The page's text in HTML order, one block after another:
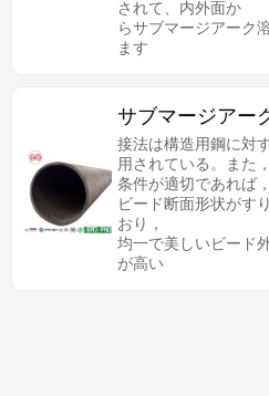
されて、内外面か
らサブマージアーク
ます
サブマージアー
接法は構造用鋼に対
用されている。また
条件が適切であれば，
ビード断面形状がす
おり，
均一で美しいビード
が高い